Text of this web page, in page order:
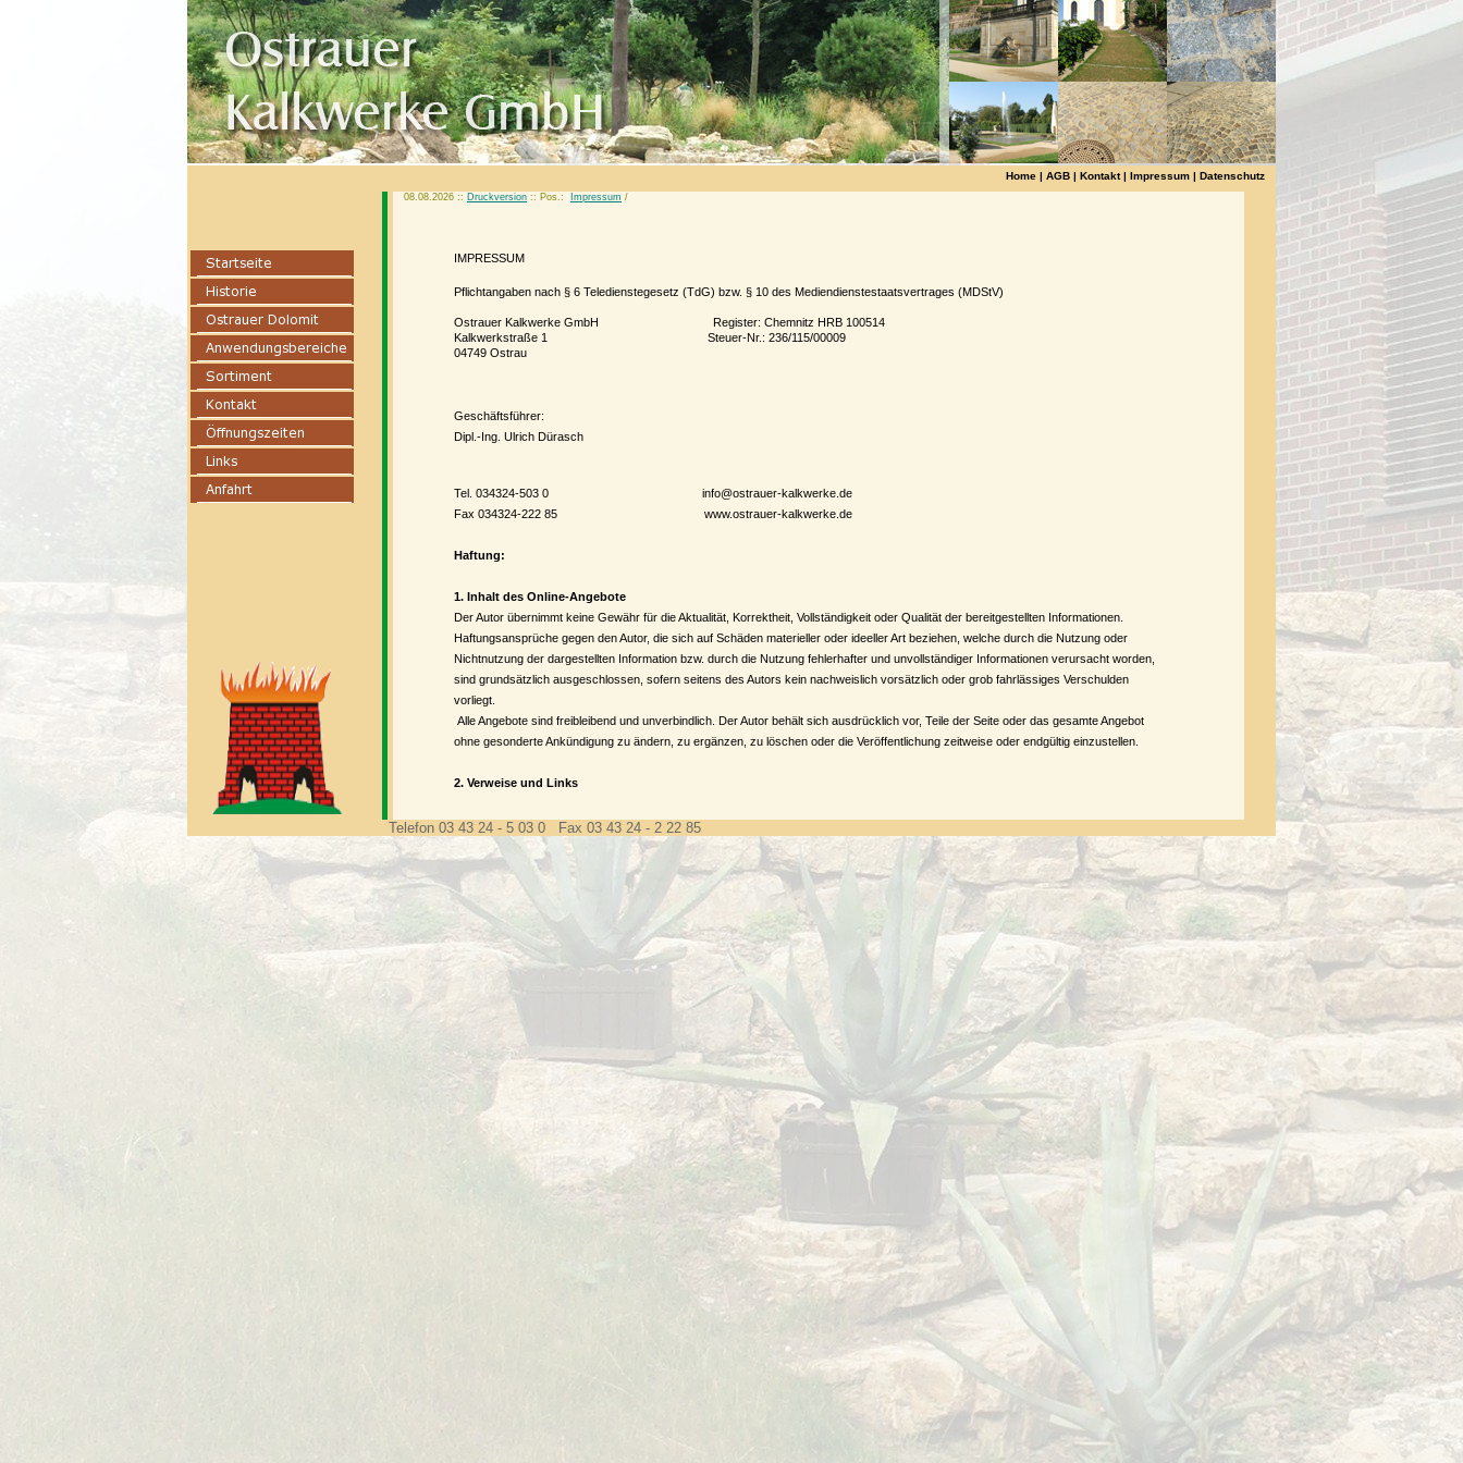
Home | AGB | Kontakt| Impressum | Datenschutz
08.08.2026 :: Druckversion :: Pos.: Impressum /
IMPRESSUM
Pflichtangaben nach § 6 Teledienstegesetz (TdG) bzw. § 10 des Mediendienstestaatsvertrages (MDStV)
Ostrauer Kalkwerke GmbH Register: Chemnitz HRB 100514
Kalkwerkstraße 1 Steuer-Nr.: 236/115/00009
04749 Ostrau
Geschäftsführer:
Dipl.-Ing. Ulrich Dürasch
Tel. 034324-503 0 info@ostrauer-kalkwerke.de
Fax 034324-222 85 www.ostrauer-kalkwerke.de
Haftung:
1. Inhalt des Online-Angebote
Der Autor übernimmt keine Gewähr für die Aktualität, Korrektheit, Vollständigkeit oder Qualität der bereitgestellten Informationen.
Haftungsansprüche gegen den Autor, die sich auf Schäden materieller oder ideeller Art beziehen, welche durch die Nutzung oder
Nichtnutzung der dargestellten Information bzw. durch die Nutzung fehlerhafter und unvollständiger Informationen verursacht worden,
sind grundsätzlich ausgeschlossen, sofern seitens des Autors kein nachweislich vorsätzlich oder grob fahrlässiges Verschulden
vorliegt.
Alle Angebote sind freibleibend und unverbindlich. Der Autor behält sich ausdrücklich vor, Teile der Seite oder das gesamte Angebot
ohne gesonderte Ankündigung zu ändern, zu ergänzen, zu löschen oder die Veröffentlichung zeitweise oder endgültig einzustellen.
2. Verweise und Links
dieser nur dann, wenn er von den Inhalten Kenntnis hat und es ihm technisch möglich und zumutbar wäre, die Nutzung im Falle
rechtswidriger Inhalte zu verhindern. Der Autor erklärt hiermit ausdrücklich, dass zum Zeitpunkt der Linksetzung die entsprechend
verlinkten Seiten frei von illegalen Inhalten waren. Der Autor erklärt weiterhin, dass sie keinerlei Einfluss auf die aktuelle und zukünftige
Gestaltung und auf die Inhalte der gelinkten/verknüpften Seiten hat. Deshalb distanziert er sich hiermit ausdrücklich von allen Inhalten
aller gelinkten/verknüpften Seiten, die nach der Linksetzung verändert wurden, diese Feststellung gilt auch für innerhalb des eigenen
Internetangebotes gesetzten Links und Verweisen. Für illegale, fehlerhafte oder unvollständige Inhalte und insbesondere für Schäden,
die aus der Nutzung und Nichtnutzung solcher Art dargebotener Informationen entstehen, haftet allein der Anbieter der Seite, auf
welche verwiesen wurde, nicht derjenige, der über Links auf die jeweilige Veröffentlichung lediglich verweist.
3. Urheberrecht
Der Autor ist bestrebt, in allen Publikationen die Urheberrechte der verwendeten Grafiken, Tondokumente, Videosequenzen und Texte
zu beachten und von ihm selbst erstellte Grafiken, Tondokumente, Videosequenzen und Texte zu nutzen oder auf lizenzfreie Grafiken,
Tondokumente, Videosequenzen oder Texte zurückzugreifen. Das Copyright für veröffentlichte, von dem Autor selbst erstellte
Objekte, bleibt allein bei dem Autor der Seiten. Eine Vervielfältigung oder Verwendung solcher Grafiken, Tondokumente,
Videosequenzen oder Texten in anderen elektronischen oder gedruckten Publikationen ist ohne ausdrückliche Zustimmung des Autors
4. Rechtswirksamkeit dieses Haftungsausschlusses
Dieser Haftungsausschluss ist als Teil des Internetangebotes zu betrachten, von dem aus auf diese Seite verwiesen wird. Sofern Teile
oder einzelne Formulierungen dieses Textes der geltenden Rechtslage nicht, nicht mehr oder nicht vollständig entsprechen sollten,
bleiben die übrigen Teile des Dokumentes in ihrem Inhalt und ihrer Gültigkeit davon unberührt.
Belehrung gemäß §§ 355 BGB, 14 BGB-Infoverordnung (InfoVO), sofern der Vertrag ausschließlich unter Verwendung von
Telefon 03 43 24 - 5 03 0 Fax 03 43 24 - 2 22 85